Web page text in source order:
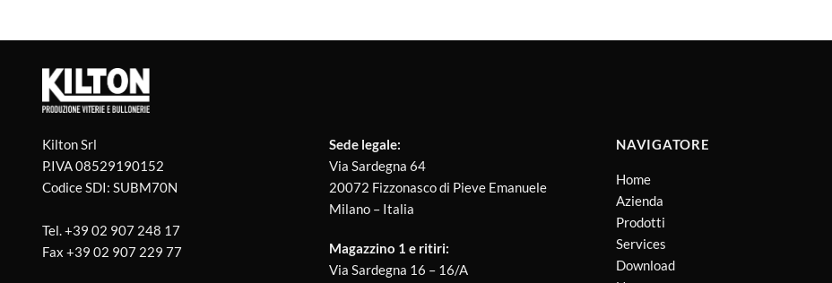
Kilton Srl
P.IVA 08529190152
Codice SDI: SUBM70N
Tel.+39 02 907 248 17
Fax +39 02 907 229 77
Sede legale:
Via Sardegna 64
20072 Fizzonasco di Pieve Emanuele
Milano – Italia
Magazzino 1 e ritiri:
Via Sardegna 16 – 16/A
NAVIGATORE
Home
Azienda
Prodotti
Services
Download